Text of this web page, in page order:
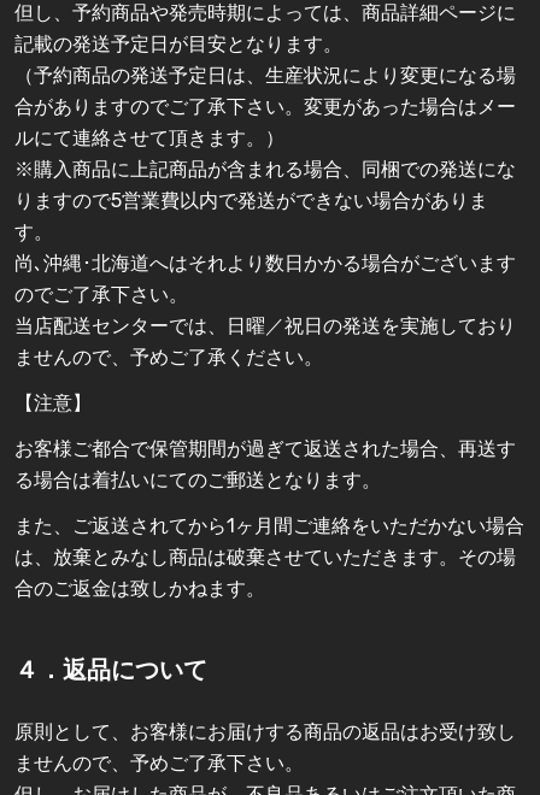
但し、予約商品や発売時期によっては、商品詳細ページに
記載の発送予定日が目安となります。
（予約商品の発送予定日は、生産状況により変更になる場
合がありますのでご了承下さい。変更があった場合はメー
ルにて連絡させて頂きます。）
※購入商品に上記商品が含まれる場合、同梱での発送にな
りますので5営業費以内で発送ができない場合がありま
す。
尚､沖縄･北海道へはそれより数日かかる場合がございます
のでご了承下さい。
当店配送センターでは、日曜／祝日の発送を実施しており
ませんので、予めご了承ください。
【注意】
お客様ご都合で保管期間が過ぎて返送された場合、再送す
る場合は着払いにてのご郵送となります。
また、ご返送されてから1ヶ月間ご連絡をいただかない場合
は、放棄とみなし商品は破棄させていただきます。その場
合のご返金は致しかねます。
４．返品について
原則として、お客様にお届けする商品の返品はお受け致し
ませんので、予めご了承下さい。